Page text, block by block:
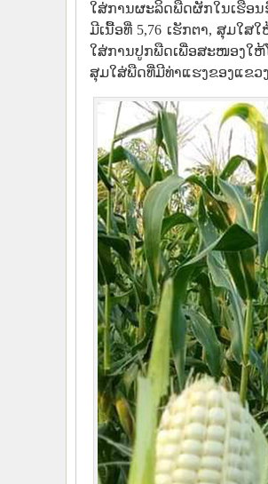
ໃສ່ການຜະລິດພືດຜັກໃນເຮືອນ
ມີເນື້ອທີ່ 5,76 ເຮັກຕາ, ສຸມໃ
ໃສ່ການປູກພືດເພື່ອສະໜອງໃຫ້
ສຸມໃສ່ພືດທີ່ມີທ່າແຮງຂອງແຂວ